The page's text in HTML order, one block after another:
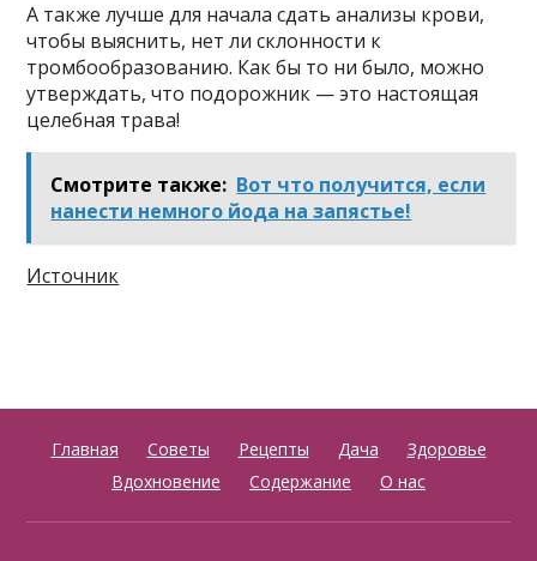
А также лучше для начала сдать анализы крови,
чтобы выяснить, нет ли склонности к
тромбообразованию. Как бы то ни было, можно
утверждать, что подорожник — это настоящая
целебная трава!
Смотрите также: Вот что получится, если
нанести немного йода на запястье!
Источник
Главная Советы Рецепты Дача
Здоровье
Вдохновение
Содержание О нас